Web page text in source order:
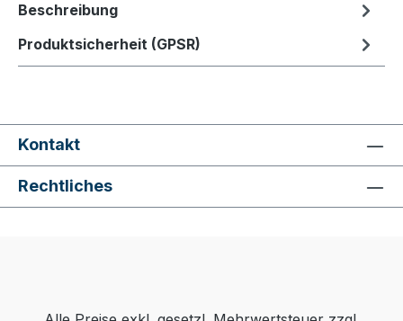
Beschreibung
Produktsicherheit (GPSR)
Kontakt
Rechtliches